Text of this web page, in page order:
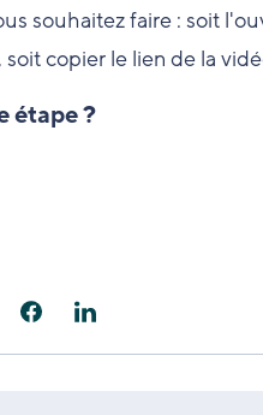
souhaitez faire : soit
copier le lien de la
étape ?